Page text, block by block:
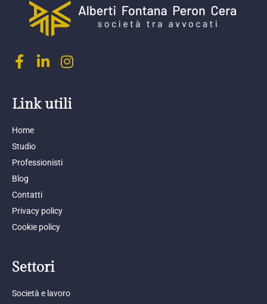
Link utili
Home
Studio
Professionisti
Blog
Contatti
Privacy policy
Cookie policy
Settori
Società e lavoro